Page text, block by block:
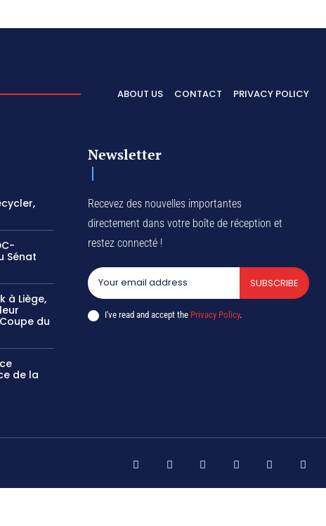
ABOUT US CONTACT PRIVACY POLICY
Sénat
à Liège,
du
de la
Newsletter
Recevez des nouvelles importantes
directement dans votre boîte de réception et
restez connecté !
SUBSCRIBE
I've read and accept the Privacy Policy.